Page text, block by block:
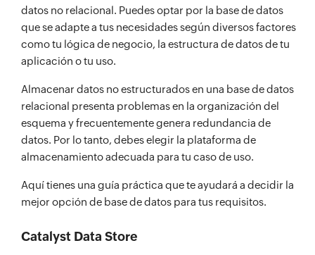
datos no relacional. Puedes optar por la base de datos
que se adapte a tus necesidades según diversos factores
como tu lógica de negocio, la estructura de datos de tu
aplicación o tu uso.
Almacenar datos no estructurados en una base de datos
relacional presenta problemas en la organización del
esquema y frecuentemente genera redundancia de
datos. Por lo tanto, debes elegir la plataforma de
almacenamiento adecuada para tu caso de uso.
Aquí tienes una guía práctica que te ayudará a decidir la
mejor opción de base de datos para tus requisitos.
Catalyst Data Store